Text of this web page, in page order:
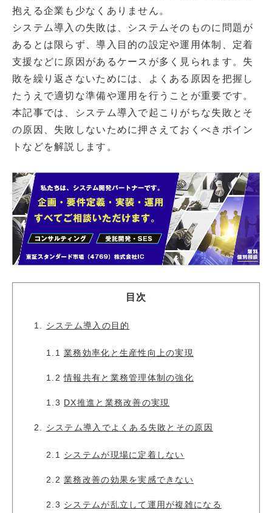
抱える企業も少なくありません。
システム導入の失敗は、システムそのものに問題が
あるとは限らず、導入目的の設定や運用体制、定着
支援などに原因があるケースが多く見られます。失
敗を繰り返さないためには、よくある原因を把握し
たうえで適切な準備や運用を行うことが重要です。
本記事では、システム導入で起こりがちな失敗とそ
の原因、失敗しないために押さえておくべきポイン
トなどを解説します。
目次
1. システム導入の目的
1.1 業務効率化と生産性向上の実現
1.2 情報共有と業務管理体制の強化
1.3 DX推進と業務改善の実現
2. システム導入でよくある失敗とその原因
2.1 システムが現場に定着しない
2.2 業務改善の効果を実感できない
2.3 システムが乱立して運用が複雑になる